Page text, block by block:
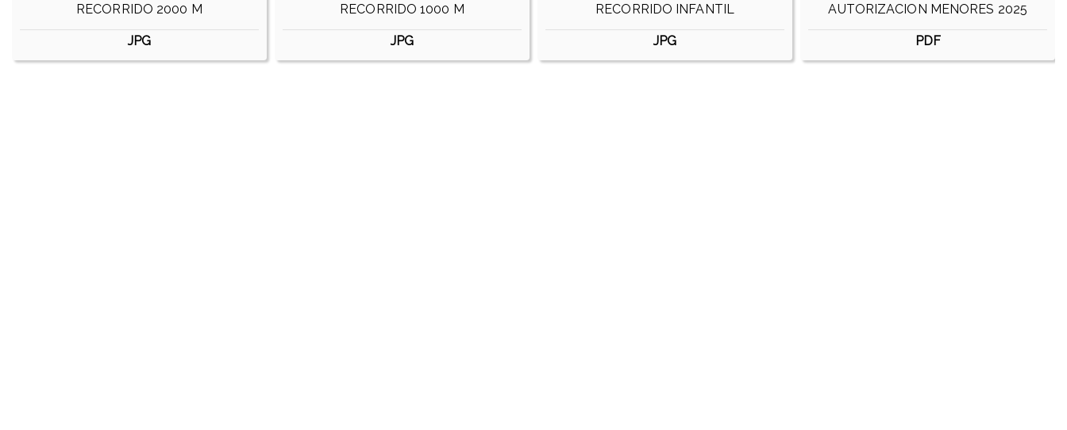
RECORRIDO 2000 M
JPG
RECORRIDO 1000 M
JPG
RECORRIDO INFANTIL
JPG
AUTORIZACION MENORES 2025
PDF